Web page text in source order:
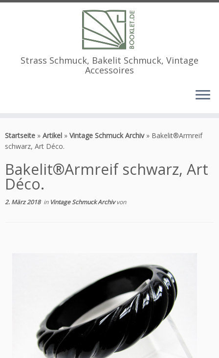
Inhalt
springen
Strass Schmuck, Bakelit Schmuck, Vintage
Accessoires
Startseite » Artikel » Vintage Schmuck Archiv » Bakelit®Armreif
schwarz, Art Déco.
Bakelit®Armreif schwarz, Art
Déco.
2. März 2018in Vintage Schmuck Archivvon